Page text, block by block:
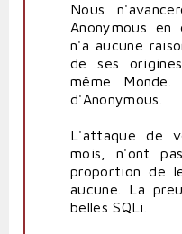
Nous
Anonymous
n'a aucune
de ses
même
d'Anonymous.
L'attaque de
mois, n'ont
proportion de
aucune. La
belles SQLi.